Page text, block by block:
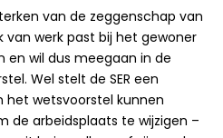
van de zeggenschap van
van werk past bij het gewoner
en wil dus meegaan in de
Wel stelt de SER een
het wetsvoorstel kunnen
de arbeidsplaats te wijzigen –